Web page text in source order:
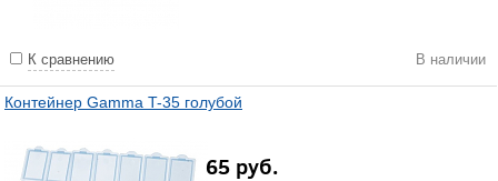
К сравнению В наличии
Контейнер Gamma T-35 голубой
65 руб.